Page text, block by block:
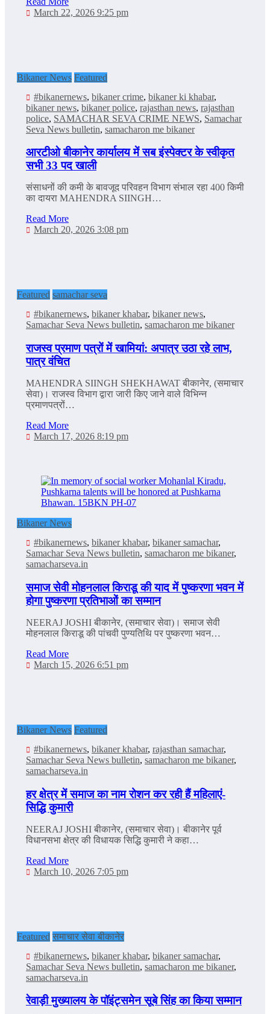
March 22, 2026 9:25 pm
Bikaner News Featured
#bikanernews, bikaner crime, bikaner ki khabar,
bikaner news, bikaner police, rajasthan news, rajasthan
police, SAMACHAR SEVA CRIME NEWS, Samachar
Seva News bulletin, samacharon me bikaner
आरटीओ बीकानेर कार्यालय में सब इंस्पेक्टर के स्वीकृत
सभी 33 पद खाली
संसाधनों की कमी के बावजूद परिवहन विभाग संभाल रहा 400 किमी
का दायरा MAHENDRA SIINGH…
Read More
March 20, 2026 3:08 pm
Featured samachar seva
#bikanernews, bikaner khabar, bikaner news,
Samachar Seva News bulletin, samacharon me bikaner
राजस्व प्रमाण पत्रों में खामियां: अपात्र उठा रहे लाभ,
पात्र वंचित
MAHENDRA SIINGH SHEKHAWAT बीकानेर, (समाचार
सेवा)। राजस्व विभाग द्वारा जारी किए जाने वाले विभिन्न
प्रमाणपत्रों…
Read More
March 17, 2026 8:19 pm
Bikaner News
#bikanernews, bikaner khabar, bikaner samachar,
Samachar Seva News bulletin, samacharon me bikaner,
samacharseva.in
समाज सेवी मोहनलाल किराडू की याद में पुष्करणा भवन में
होगा पुष्‍करणा प्रतिभाओं का सम्मान
NEERAJ JOSHI बीकानेर, (समाचार सेवा)। समाज सेवी
मोहनलाल किराडू की पांचवी पुण्यतिथि पर पुष्‍करणा भवन…
Read More
March 15, 2026 6:51 pm
Bikaner News Featured
#bikanernews, bikaner khabar, rajasthan samachar,
Samachar Seva News bulletin, samacharon me bikaner,
samacharseva.in
हर क्षेत्र में समाज का नाम रोशन कर रही हैं महिलाएं-
सिद्धि कुमारी
NEERAJ JOSHI बीकानेर, (समाचार सेवा)। बीकानेर पूर्व
विधानसभा क्षेत्र की विधायक सिद्धि कुमारी ने कहा…
Read More
March 10, 2026 7:05 pm
Featured समाचार सेवा बीकानेर
#bikanernews, bikaner khabar, bikaner samachar,
Samachar Seva News bulletin, samacharon me bikaner,
samacharseva.in
रेवाड़ी मुख्यालय के पॉइंट्समेन सूबे सिंह का किया सम्‍मान